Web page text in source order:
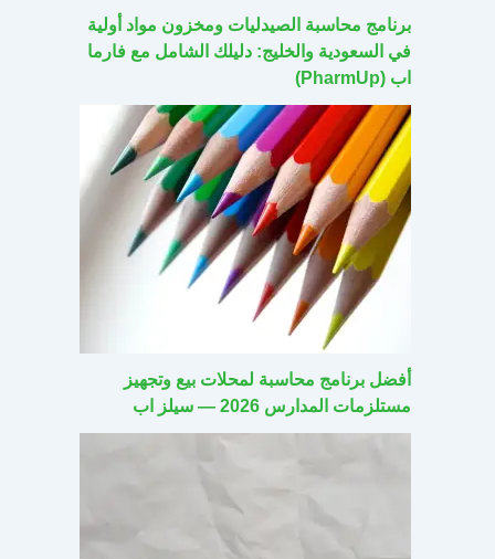
برنامج محاسبة الصيدليات ومخزون مواد أولية
في السعودية والخليج: دليلك الشامل مع فارما
اب (PharmUp)
أفضل برنامج محاسبة لمحلات بيع وتجهيز
مستلزمات المدارس 2026 — سيلز اب